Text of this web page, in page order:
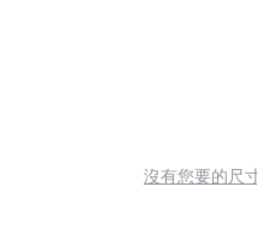
沒有您要的尺